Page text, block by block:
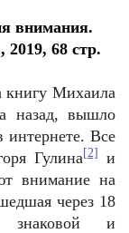
внимания.
68 стр.
книгу Михаила
назад, вышло
интернете. Все
Гулина[2]
и
внимание на
через 18
знаковой и